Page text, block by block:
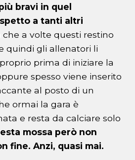
bravi in quel
a tanti altri
che a volte questi restino
quindi gli allenatori li
prima di iniziare la
spesso viene inserito
al posto di un
ormai la gara è
e resta da calciare solo
mossa però non
fine. Anzi, quasi mai.